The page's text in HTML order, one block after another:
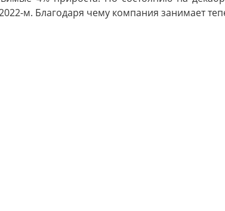
м. Благодаря чему компания занимает